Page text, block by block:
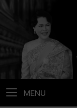
MENU